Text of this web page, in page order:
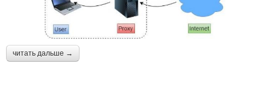
читать дальше →